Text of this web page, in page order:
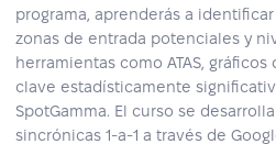
programa, aprenderás a
zonas de entrada potenciales y
herramientas como ATAS,
clave estadísticamente
SpotGamma. El curso se
sincrónicas 1‑a‑1 a través de